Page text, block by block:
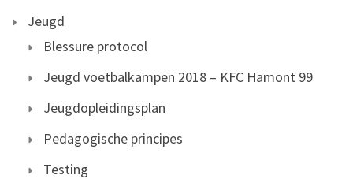
Jeugd
Blessure protocol
Jeugd voetbalkampen 2018 – KFC Hamont 99
Jeugdopleidingsplan
Pedagogische principes
Testing